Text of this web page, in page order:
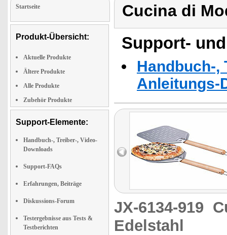
Startseite
Produkt-Übersicht:
Aktuelle Produkte
Ältere Produkte
Alle Produkte
Zubehör Produkte
Support-Elemente:
Handbuch-, Treiber-, Video-
Downloads
Support-FAQs
Erfahrungen, Beiträge
Diskussions-Forum
Testergebnisse aus Tests &
Testberichten
Cucina di
Support-
Handbuch-,
Anleitungs-
JX-6134-919
Edelstahl